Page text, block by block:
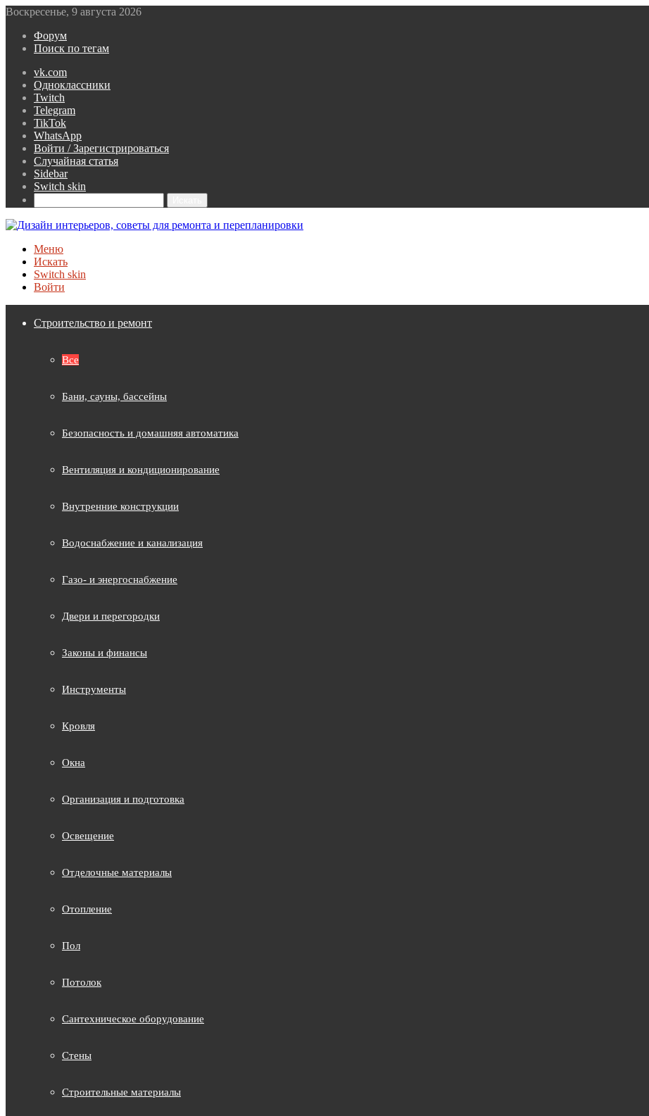
Воскресенье, 9 августа 2026
Форум
Поиск по тегам
vk.com
Одноклассники
Twitch
Telegram
TikTok
WhatsApp
Войти / Зарегистрироваться
Случайная статья
Sidebar
Switch skin
Меню
Искать
Switch skin
Войти
Строительство и ремонт
Все
Бани, сауны, бассейны
Безопасность и домашняя автоматика
Вентиляция и кондиционирование
Внутренние конструкции
Водоснабжение и канализация
Газо- и энергоснабжение
Двери и перегородки
Законы и финансы
Инструменты
Кровля
Окна
Организация и подготовка
Освещение
Отделочные материалы
Отопление
Пол
Потолок
Сантехническое оборудование
Стены
Строительные материалы